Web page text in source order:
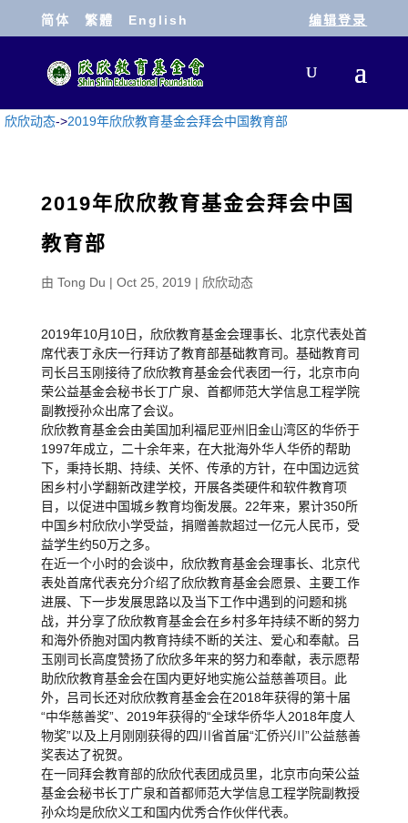
简体 繁體 English 编辑登录
欣欣动态->2019年欣欣教育基金会拜会中国教育部
2019年欣欣教育基金会拜会中国
教育部
由 Tong Du | Oct 25, 2019 | 欣欣动态
2019年10月10日，欣欣教育基金会理事长、北京代表处首
席代表丁永庆一行拜访了教育部基础教育司。基础教育司
司长吕玉刚接待了欣欣教育基金会代表团一行，北京市向
荣公益基金会秘书长丁广泉、首都师范大学信息工程学院
副教授孙众出席了会议。
欣欣教育基金会由美国加利福尼亚州旧金山湾区的华侨于
1997年成立，二十余年来，在大批海外华人华侨的帮助
下，秉持长期、持续、关怀、传承的方针，在中国边远贫
困乡村小学翻新改建学校，开展各类硬件和软件教育项
目，以促进中国城乡教育均衡发展。22年来，累计350所
中国乡村欣欣小学受益，捐赠善款超过一亿元人民币，受
益学生约50万之多。
在近一个小时的会谈中，欣欣教育基金会理事长、北京代
表处首席代表充分介绍了欣欣教育基金会愿景、主要工作
进展、下一步发展思路以及当下工作中遇到的问题和挑
战，并分享了欣欣教育基金会在乡村多年持续不断的努力
和海外侨胞对国内教育持续不断的关注、爱心和奉献。吕
玉刚司长高度赞扬了欣欣多年来的努力和奉献，表示愿帮
助欣欣教育基金会在国内更好地实施公益慈善项目。此
外，吕司长还对欣欣教育基金会在2018年获得的第十届
“中华慈善奖”、2019年获得的“全球华侨华人2018年度人
物奖”以及上月刚刚获得的四川省首届“汇侨兴川”公益慈善
奖表达了祝贺。
在一同拜会教育部的欣欣代表团成员里，北京市向荣公益
基金会秘书长丁广泉和首都师范大学信息工程学院副教授
孙众均是欣欣义工和国内优秀合作伙伴代表。